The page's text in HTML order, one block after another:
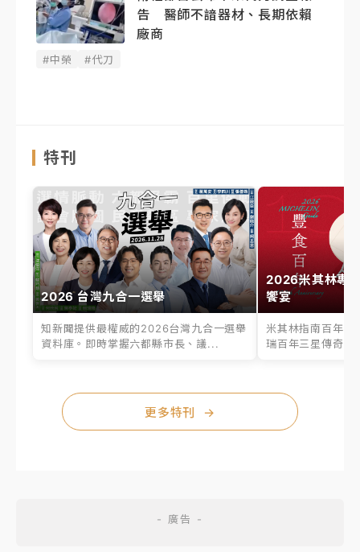
告 醫師不諳器材、長期依賴
廠商
#中榮 #代刀
特刊
2026 台灣九合一選舉
知新聞提供最權威的2026台灣九合一選舉
資料庫。即時掌握六都縣市長、議...
2026米其林專
饗宴
米其林指南百年之
瑞百年三星傳奇、
更多特刊 →